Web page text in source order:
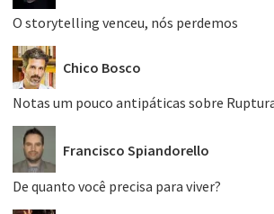
O storytelling venceu, nós perdemos
Chico Bosco
Notas um pouco antipáticas sobre
Francisco Spiandorello
De quanto você precisa para viver?